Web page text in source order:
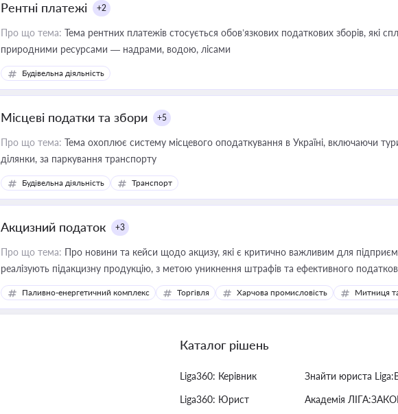
Рентні платежі +2
Про що тема: Тема рентних платежів стосується обов’язкових податкових зборів, які
природними ресурсами — надрами, водою, лісами
Будівельна діяльність
Місцеві податки та збори +5
Про що тема: Тема охоплює систему місцевого оподаткування в Україні, включаючи
ділянки, за паркування транспорту
Будівельна діяльність Транспорт
Акцизний податок +3
Про що тема: Про новини та кейси щодо акцизу, які є критично важливим для
реалізують підакцизну продукцію, з метою уникнення штрафів та ефективного
Паливно-енергетичний комплекс Торгівля Харчова промисловість Митниця
Каталог рішень
Liga360: Керівник
Liga360: Юрист
Знайти юриста
Академія